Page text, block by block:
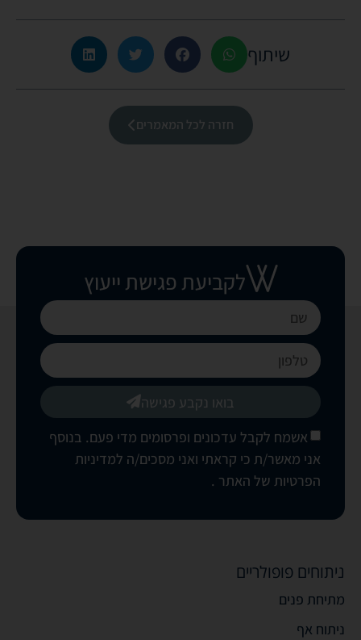
שיתוף
חזרה לכל המאמרים
לקביעת פגישת ייעוץ
אשמח לקבל עדכונים ופרסומים מדי פעם. בנוסף
אני מאשר/ת כי קראתי ואני מסכים/ה למדיניות
הפרטיות של האתר .
בואו נקבע פגישה
ניתוחים פופולריים
מתיחת פנים
ניתוח אף